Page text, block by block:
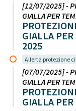
[12/07/2025] -
GIALLA PER
GIALLA
2025
Allerta protezione
[07/07/2025] -
GIALLA PER
GIALLA